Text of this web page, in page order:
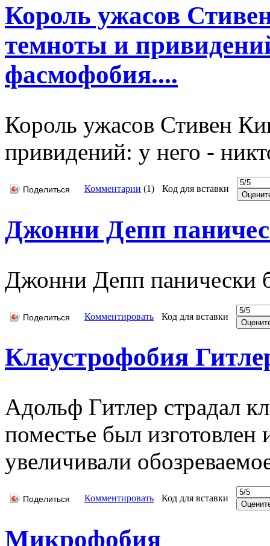
Король ужасов
темноты и
фасмофобия....
Король ужасов Стивен
привидений: у него -
Поделиться Комментарии (1) Код для вставки
Джонни Депп
Джонни Депп панически
Поделиться Комментировать Код для вставки
Клаустрофобия
Адольф Гитлер страдал
поместье был изготовлен
увеличивали
Поделиться Комментировать Код для вставки
Микрофобия